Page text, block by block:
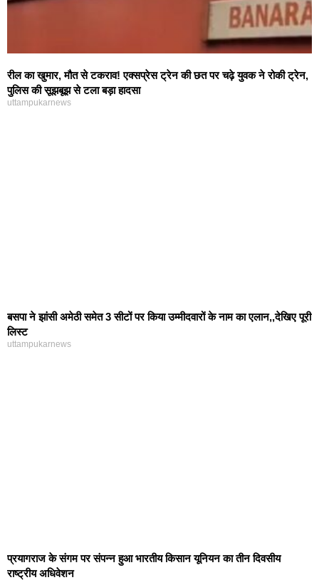
रील का खुमार, मौत से टकराव! एक्सप्रेस ट्रेन की छत पर चढ़े युवक ने रोकी ट्रेन,
पुलिस की सूझबूझ से टला बड़ा हादसा
uttampukarnews
बसपा ने झांसी अमेठी समेत 3 सीटों पर किया उम्मीदवारों के नाम का एलान,,देखिए पूरी
लिस्ट
uttampukarnews
प्रयागराज के संगम पर संपन्न हुआ भारतीय किसान यूनियन का तीन दिवसीय
राष्ट्रीय अधिवेशन